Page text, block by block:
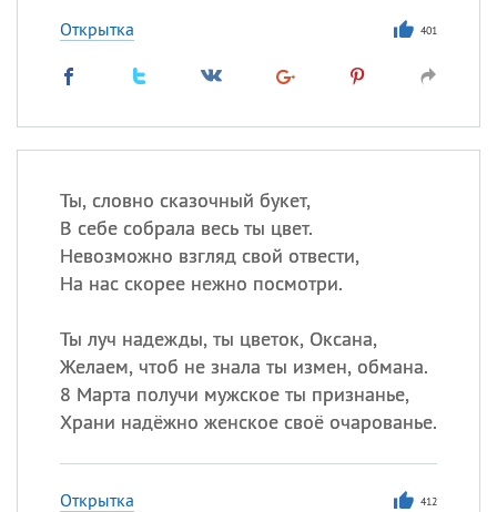
Открытка 401
Ты, словно сказочный букет,
В себе собрала весь ты цвет.
Невозможно взгляд свой отвести,
На нас скорее нежно посмотри.
Ты луч надежды, ты цветок, Оксана,
Желаем, чтоб не знала ты измен, обмана.
8 Марта получи мужское ты признанье,
Храни надёжно женское своё очарованье.
Открытка 412